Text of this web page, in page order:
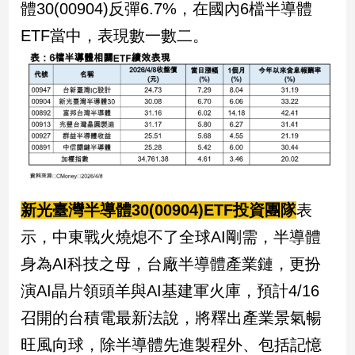
體30(00904)反彈6.7%，在國內6檔半導體
ETF當中，表現數一數二。
新光臺灣半導體30(00904)ETF投資團隊表
示，中東戰火燒熄不了全球AI剛需，半導體
身為AI科技之母，台廠半導體產業鏈，更扮
演AI晶片領頭羊與AI基建軍火庫，預計4/16
召開的台積電最新法說，將釋出產業景氣暢
旺風向球，除半導體先進製程外、包括記憶